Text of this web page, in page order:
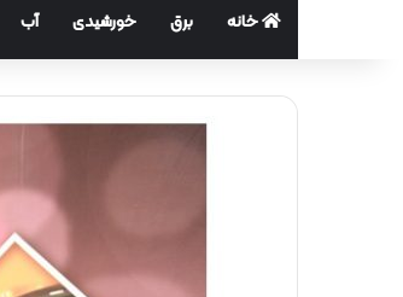
خانه برق خورشیدی آب